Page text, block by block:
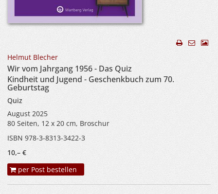
Helmut Blecher
Wir vom Jahrgang 1956 - Das Quiz
Kindheit und Jugend - Geschenkbuch zum 70.
Geburtstag
Quiz
August 2025
80 Seiten, 12 x 20 cm, Broschur
ISBN 978-3-8313-3422-3
10,– €
per Post bestellen